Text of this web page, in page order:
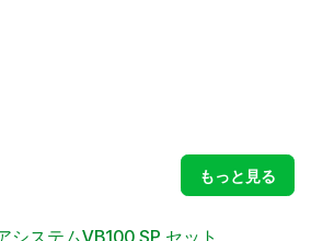
もっと見る
システムVB100 SP セット